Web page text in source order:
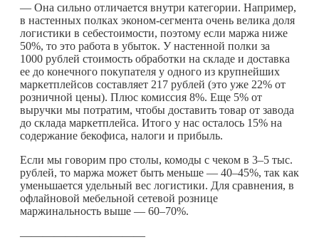
— Она сильно отличается внутри категории. Например,
в настенных полках эконом-сегмента очень велика доля
логистики в себестоимости, поэтому если маржа ниже
50%, то это работа в убыток. У настенной полки за
1000 рублей стоимость обработки на складе и доставка
ее до конечного покупателя у одного из крупнейших
маркетплейсов составляет 217 рублей (это уже 22% от
розничной цены). Плюс комиссия 8%. Еще 5% от
выручки мы потратим, чтобы доставить товар от завода
до склада маркетплейса. Итого у нас осталось 15% на
содержание бекофиса, налоги и прибыль.
Если мы говорим про столы, комоды с чеком в 3–5 тыс.
рублей, то маржа может быть меньше — 40–45%, так как
уменьшается удельный вес логистики. Для сравнения, в
офлайновой мебельной сетевой рознице
маржинальность выше — 60–70%.
———————————